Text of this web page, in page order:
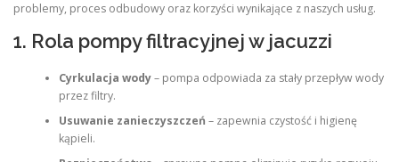
problemy, proces odbudowy oraz korzyści wynikające z naszych usług.
1. Rola pompy filtracyjnej w jacuzzi
Cyrkulacja wody– pompa odpowiada za stały przepływ wody
przez filtry.
Usuwanie zanieczyszczeń – zapewnia czystość i higienę
kąpieli.